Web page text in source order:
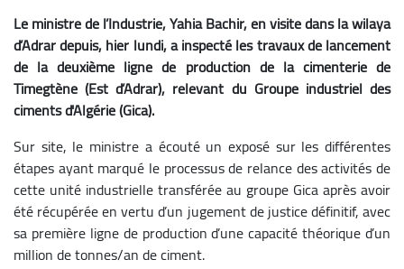
Le ministre de l’Industrie, Yahia Bachir, en visite dans la wilaya
d’Adrar depuis, hier lundi, a inspecté les travaux de lancement
de la deuxième ligne de production de la cimenterie de
Timegtène (Est d’Adrar), relevant du Groupe industriel des
ciments d'Algérie (Gica).
Sur site, le ministre a écouté un exposé sur les différentes
étapes ayant marqué le processus de relance des activités de
cette unité industrielle transférée au groupe Gica après avoir
été récupérée en vertu d’un jugement de justice définitif, avec
sa première ligne de production d’une capacité théorique d’un
million de tonnes/an de ciment.